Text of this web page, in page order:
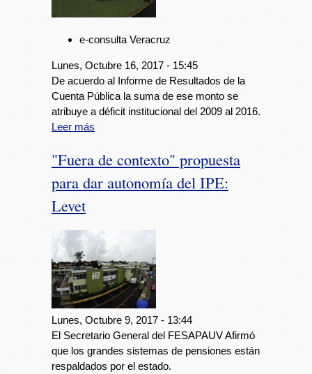
e-consulta Veracruz
Lunes, Octubre 16, 2017 - 15:45
De acuerdo al Informe de Resultados de la
Cuenta Pública la suma de ese monto se
atribuye a déficit institucional del 2009 al 2016.
Leer más
"Fuera de contexto" propuesta
para dar autonomía del IPE:
Levet
Lunes, Octubre 9, 2017 - 13:44
El Secretario General del FESAPAUV Afirmó
que los grandes sistemas de pensiones están
respaldados por el estado.